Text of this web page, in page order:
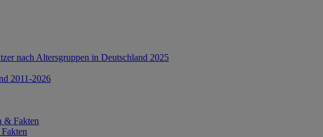
nach Altersgruppen in Deutschland 2025
2011-2026
& Fakten